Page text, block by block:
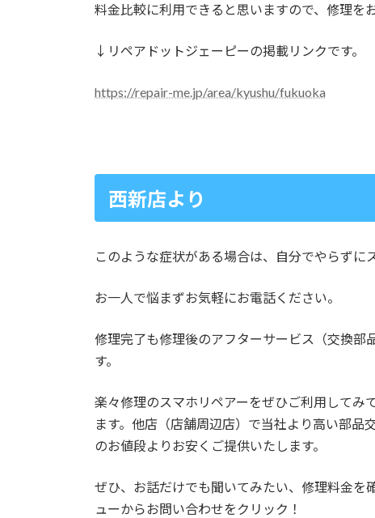
料金比較に利用できると思いますので、修理を
↓リペアドットジェーピーの掲載リンクです。
https://repair-me.jp/area/kyushu/fukuoka
西新店より
このような症状がある場合は、自分でやらずに
お一人で悩まずお気軽にお電話ください。
修理完了も修理後のアフターサービス（交換部
す。
楽々修理のスマホリペアーをぜひご利用して
ます。他店（店舗周辺店）で当社より高い部
のお値段よりお安くご提供いたします。
ぜひ、お話だけでも聞いてみたい、修理料金を
ューからお問い合わせをクリック！